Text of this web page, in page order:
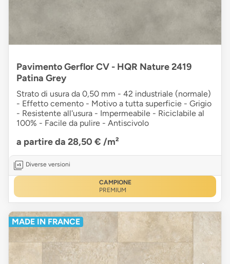
Pavimento Gerflor CV - HQR Nature 2419
Patina Grey
Strato di usura da 0,50 mm - 42 industriale (normale)
- Effetto cemento - Motivo a tutta superficie - Grigio
- Resistente all'usura - Impermeabile - Riciclabile al
100% - Facile da pulire - Antiscivolo
a partire da 28,50 € /m²
Diverse versioni
CAMPIONE
PREMIUM
MADE IN FRANCE